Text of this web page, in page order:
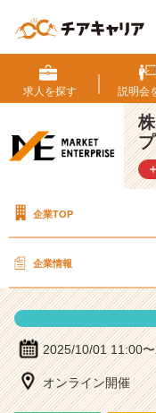
式
会
ー
求人を探す 説明会
企業TOP
企業情報
2025/10/01 11:00
オンライン開催